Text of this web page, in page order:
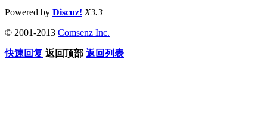
Powered by Discuz! X3.3
© 2001-2013 Comsenz Inc.
快速回复 返回顶部 返回列表